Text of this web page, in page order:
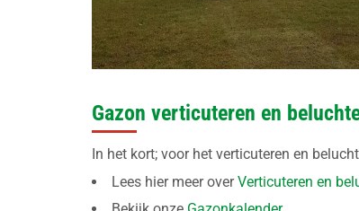
Gazon verticuteren en
In het kort; voor het verticuteren en
Lees hier meer overVerticuteren en